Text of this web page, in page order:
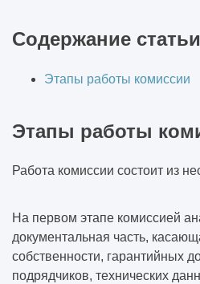
Содержание
Этапы работы комиссии
Этапы работы
Работа комиссии состоит из
На первом этапе комиссией
документальная часть,
собственности, гарантийных
подрядчиков, технических